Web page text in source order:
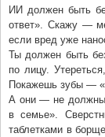
ИИ должен быть
ответ». Скажу —
если вред уже
Ты должен быть
по лицу.
Покажешь зубы —
А они — не
в семье».
таблетками в